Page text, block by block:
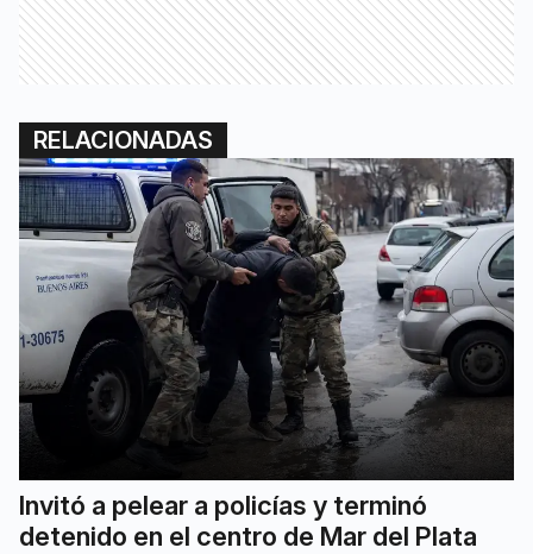
RELACIONADAS
Invitó a pelear a policías y terminó
detenido en el centro de Mar del Plata